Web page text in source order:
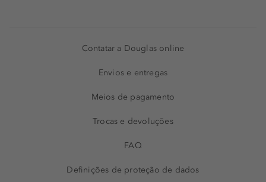
Contatar a Douglas online
Envios e entregas
Meios de pagamento
Trocas e devoluções
FAQ
Definições de proteção de dados